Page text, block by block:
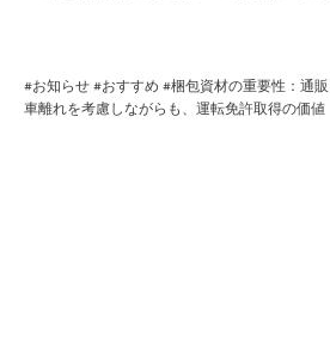
#お知らせ #おすすめ #梱包資材の重要性：通
車離れを考慮しながらも、運転免許取得の価値